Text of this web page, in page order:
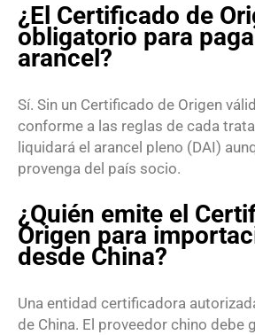
¿El Certificado de
obligatorio para
arancel?
Sí. Sin un Certificado de Origen
conforme a las reglas de cada
liquidará el arancel pleno (DAI)
provenga del país socio.
¿Quién emite el
Origen para
desde China?
Una entidad certificadora
de China. El proveedor chino debe